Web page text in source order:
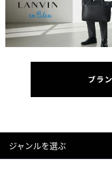
ジャンルを選ぶ